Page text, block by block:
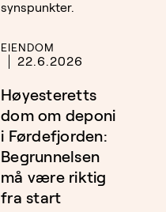
synspunkter.
EIENDOM
22.6.2026
Høyesteretts
dom om deponi
i Førdefjorden:
Begrunnelsen
må være riktig
fra start